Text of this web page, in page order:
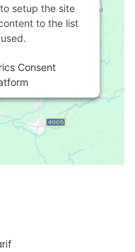
setup the site
to the list
Consent